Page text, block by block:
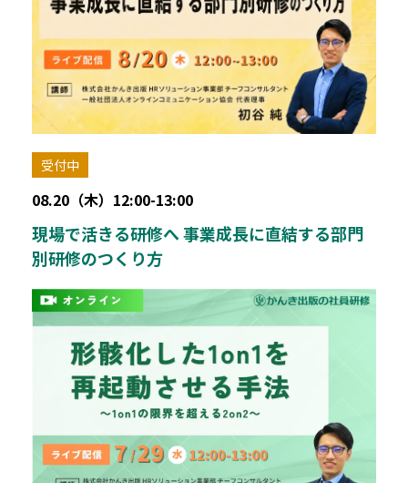
受付中
08.20（木）12:00-13:00
現場で活きる研修へ 事業成長に直結する部門
別研修のつくり方